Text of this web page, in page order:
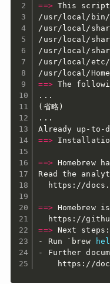
==> This
/usr/local/bin/
/usr/local/
/usr/local/
/usr/local/
/usr/local/etc/
==>
..
( 省略 )
.. .
==>
==> Homebrew
Read the
https://
==> Homebrew
https://
==> Next steps:
- Run
` brew
- Further
https://